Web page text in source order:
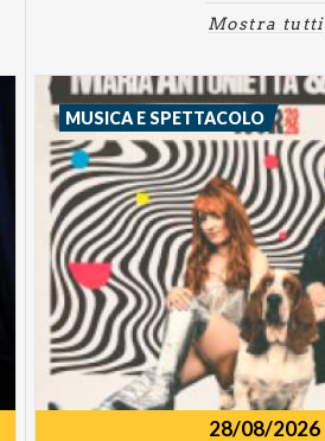
Mostra tutti
28/08/2026
MUSICA E SPETTACOLO